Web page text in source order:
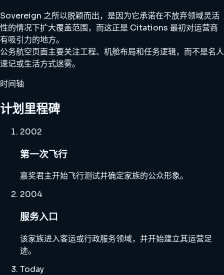
Sovereign 之所以脱颖而出，是因为它承诺在不放弃领域灵活
性的情况下扩大覆盖范围，而这正是 Citations 最初对运营商
有吸引力的地方。
公务航空页面主要关注工程、机舱布局和任务逻辑，而不是名人
速记或生活方式迷雾。
时间轴
计划里程碑
2002
第一次飞行
嘉奖君主开始飞行测试并确定家族的公众形象。
2004
服务入口
该家族进入客运或行政服务领域，并开始建立其运营足
迹。
Today